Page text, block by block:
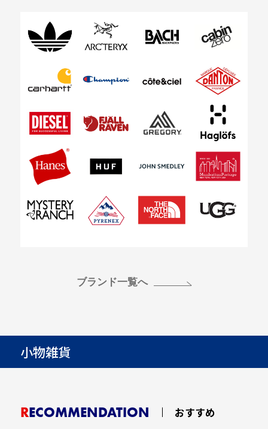
ブランド一覧へ
小物雑貨
RECOMMENDATION おすすめ